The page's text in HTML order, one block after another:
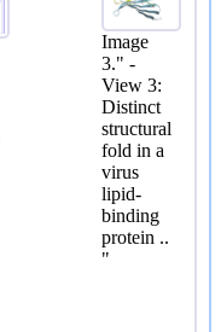
Image
3." -
View 3:
Distinct
structural
fold in a
virus
lipid-
binding
protein ..
"